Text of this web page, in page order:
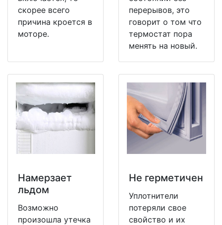
скорее всего
причина кроется в
моторе.
перерывов, это
говорит о том что
термостат пора
менять на новый.
Намерзает
льдом
Возможно
произошла утечка
Не герметичен
Уплотнители
потеряли свое
свойство и их